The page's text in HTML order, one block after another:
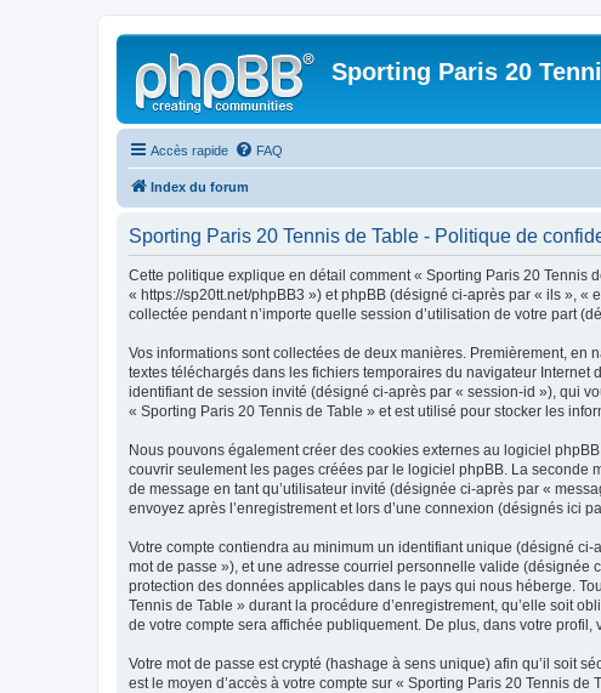
Sporting Paris 20
Accès rapide FAQ
Index du forum
Sporting Paris 20 Tennis de Table - Politique de
Cette politique explique en détail comment « Sporting Paris 20 Tennis
« https://sp20tt.net/phpBB3 ») et phpBB (désigné ci-après par « ils »,
collectée pendant n’importe quelle session d’utilisation de votre part
Vos informations sont collectées de deux manières. Premièrement,
textes téléchargés dans les fichiers temporaires du navigateur
identifiant de session invité (désigné ci-après par « session-id »), qui
« Sporting Paris 20 Tennis de Table » et est utilisé pour stocker les
Nous pouvons également créer des cookies externes au logiciel
couvrir seulement les pages créées par le logiciel phpBB. La seconde
de message en tant qu’utilisateur invité (désignée ci-après par «
envoyez après l’enregistrement et lors d’une connexion (désignés ici
Votre compte contiendra au minimum un identifiant unique (désigné
mot de passe »), et une adresse courriel personnelle valide (désignée
protection des données applicables dans le pays qui nous héberge.
Tennis de Table » durant la procédure d’enregistrement, qu’elle soit
de votre compte sera affichée publiquement. De plus, dans votre
Votre mot de passe est crypté (hashage à sens unique) afin qu’il soit
est le moyen d’accès à votre compte sur « Sporting Paris 20 Tennis